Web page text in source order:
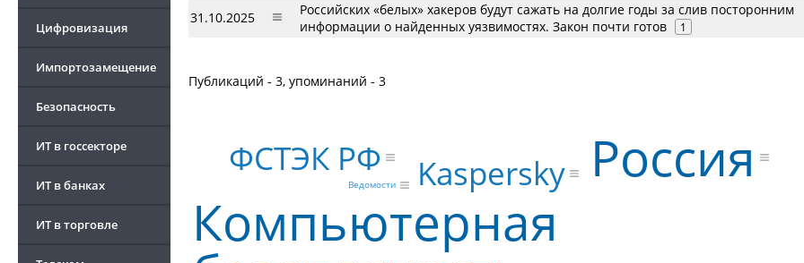
Цифровизация
Импортозамещение
Безопасность
ИТ в госсекторе
ИТ в банках
ИТ в торговле
31.10.2025
Российских «белых» хакеров будут сажать на долгие годы за слив посторонним
информации о найденных уязвимостях. Закон почти готов
1
Публикаций - 3, упоминаний - 3
Компьютерная
Россия
Kaspersky
ФСТЭК РФ
Ведомости